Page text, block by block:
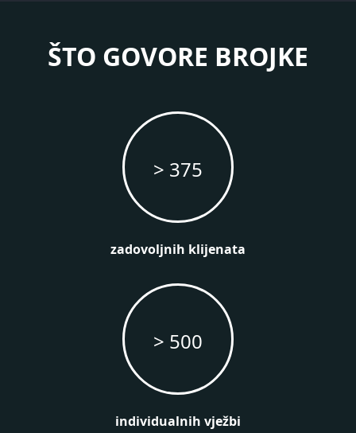
ŠTO GOVORE BROJKE
> 375
zadovoljnih klijenata
> 500
individualnih vježbi